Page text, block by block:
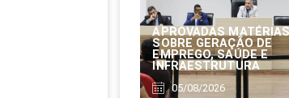
APROVADAS
SOBRE GERAÇÃO DE
EMPREGO, SAÚDE E
INFRAESTRUTURA
05/08/2026